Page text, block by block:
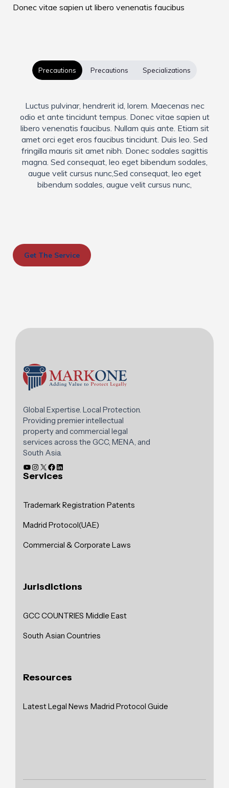
Donec vitae sapien ut libero venenatis faucibus
Precautions Precautions Specializations
Luctus pulvinar, hendrerit id, lorem. Maecenas nec
odio et ante tincidunt tempus. Donec vitae sapien ut
libero venenatis faucibus. Nullam quis ante. Etiam sit
amet orci eget eros faucibus tincidunt. Duis leo. Sed
fringilla mauris sit amet nibh. Donec sodales sagittis
magna. Sed consequat, leo eget bibendum sodales,
augue velit cursus nunc,Sed consequat, leo eget
bibendum sodales, augue velit cursus nunc,
Get The Service
Global Expertise. Local Protection.
Providing premier intellectual
property and commercial legal
services across the GCC, MENA, and
South Asia.
Services
Trademark Registration Patents
Madrid Protocol(UAE)
Commercial & Corporate Laws
Jurisdictions
GCC COUNTRIES Middle East
South Asian Countries
Resources
Latest Legal News Madrid Protocol Guide